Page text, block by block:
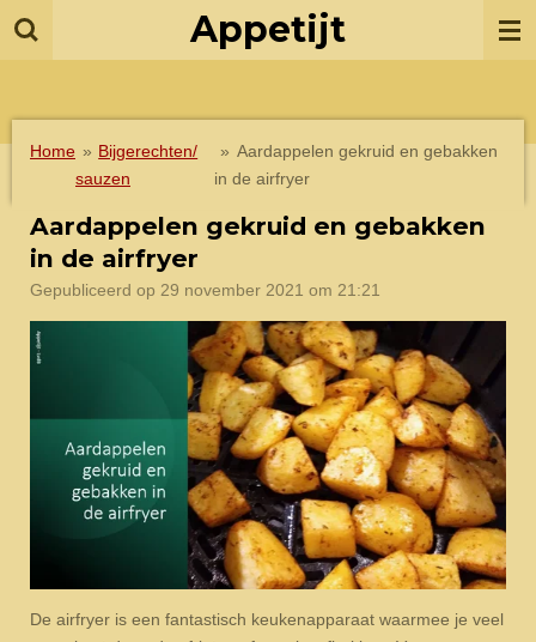
Ga
Appetijt
Home » Bijgerechten/
sauzen
» Aardappelen gekruid en gebakken
in de airfryer
Aardappelen gekruid en gebakken
in de airfryer
Gepubliceerd op 29 november 2021 om 21:21
De airfryer is een fantastisch keukenapparaat waarmee je veel